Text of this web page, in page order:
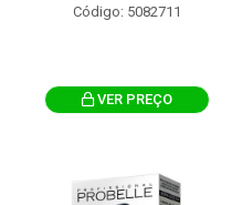
Código: 5082711
VER PREÇO